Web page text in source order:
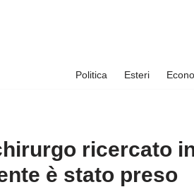
Politica Esteri
ricercato
è stato preso